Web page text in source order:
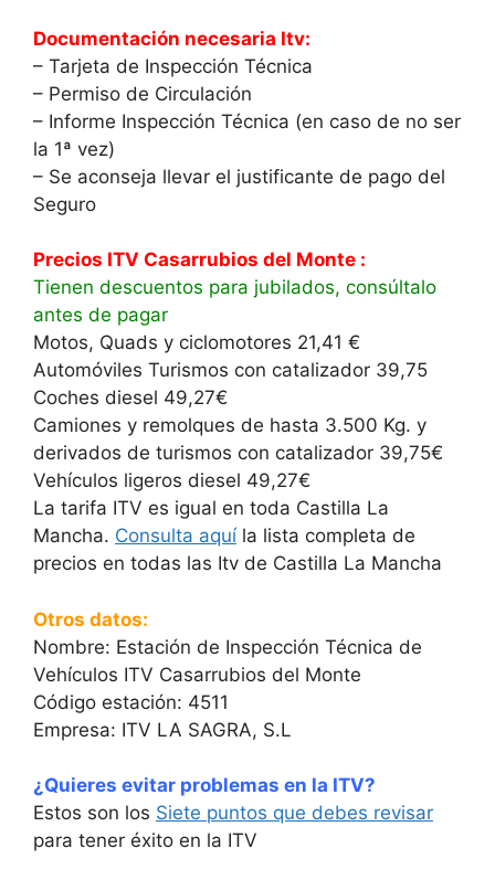
Documentación necesaria Itv:
– Tarjeta de Inspección Técnica
– Permiso de Circulación
– Informe Inspección Técnica (en caso de no ser
la 1ª vez)
– Se aconseja llevar el justificante de pago del
Seguro
Precios ITV Casarrubios del Monte :
Tienen descuentos para jubilados, consúltalo
antes de pagar
Motos, Quads y ciclomotores 21,41 €
Automóviles Turismos con catalizador 39,75
Coches diesel 49,27€
Camiones y remolques de hasta 3.500 Kg. y
derivados de turismos con catalizador 39,75€
Vehículos ligeros diesel 49,27€
La tarifa ITV es igual en toda Castilla La
Mancha. Consulta aquí la lista completa de
precios en todas las Itv de Castilla La Mancha
Otros datos:
Nombre: Estación de Inspección Técnica de
Vehículos ITV Casarrubios del Monte
Código estación: 4511
Empresa: ITV LA SAGRA, S.L
¿Quieres evitar problemas en la ITV?
Estos son los Siete puntos que debes revisar
para tener éxito en la ITV